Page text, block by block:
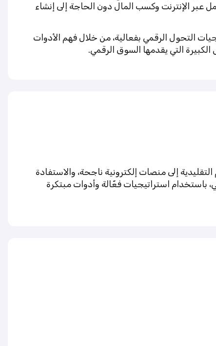
إلى جانب 25 طريقة ذكية للعمل عبر الإنترنت وكسب المال دون الحاجة إلى إنشاء
التحول الرقمي بفعالية، من خلال فهم الأدوات
الكبيرة التي يقدمها السوق الرقمي.
إلى منصات إلكترونية ناجحة، والاستفادة
باستخدام استراتيجيات فعّالة وأدوات مبتكرة